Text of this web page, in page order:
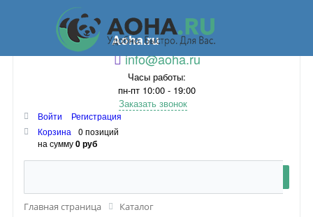
Aoha.ru
info@aoha.ru
Часы работы:
пн-пт 10:00 - 19:00
Заказать звонок
Войти
Регистрация
Корзина
0 позиций
на сумму0 руб
Главная страница
Каталог